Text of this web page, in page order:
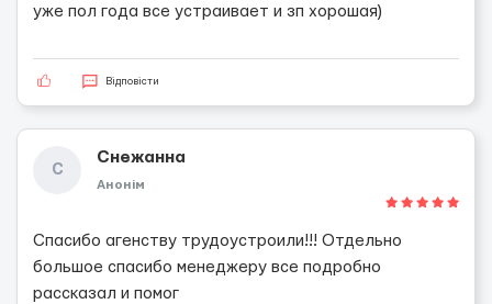
уже пол года все устраивает и зп хорошая)
Відповісти
С
Снежанна
Анонім
Спасибо агенству трудоустроили!!! Отдельно
большое спасибо менеджеру все подробно
рассказал и помог